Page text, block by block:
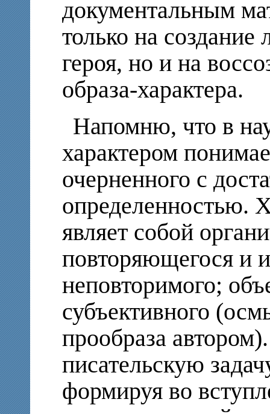
документальным
только на создание
героя, но и на
образа-характера.
Напомню, что в
характером
очерненного с
определенностью.
являет собой
повторяющегося и
неповторимого;
субъективного
прообраза
писательскую
формируя во